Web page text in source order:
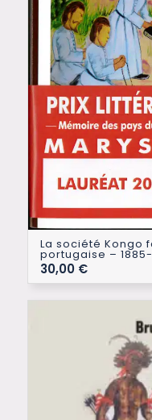
La société Kongo
portugaise – 1885-
30,00 €